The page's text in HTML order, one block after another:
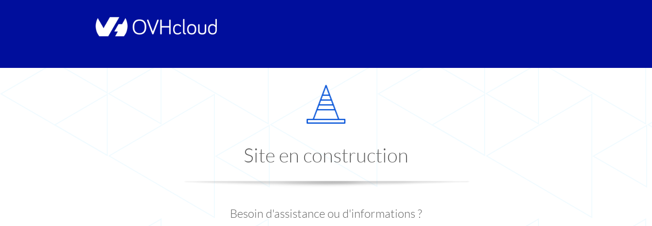
Site en construction
Besoin d'assistance ou d'informations ?